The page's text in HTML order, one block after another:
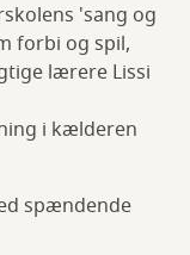
'sang og
forbi og spil,
lærere Lissi
i kælderen
spændende